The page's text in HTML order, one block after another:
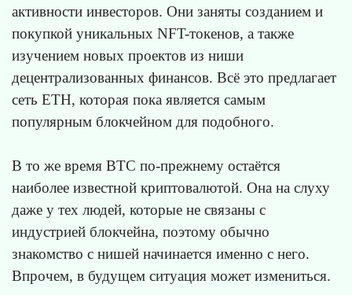
активности инвесторов. Они заняты созданием и
покупкой уникальных NFT-токенов, а также
изучением новых проектов из ниши
децентрализованных финансов. Всё это предлагает
сеть ETH, которая пока является самым
популярным блокчейном для подобного.
В то же время BTC по-прежнему остаётся
наиболее известной криптовалютой. Она на слуху
даже у тех людей, которые не связаны с
индустрией блокчейна, поэтому обычно
знакомство с нишей начинается именно с него.
Впрочем, в будущем ситуация может измениться.